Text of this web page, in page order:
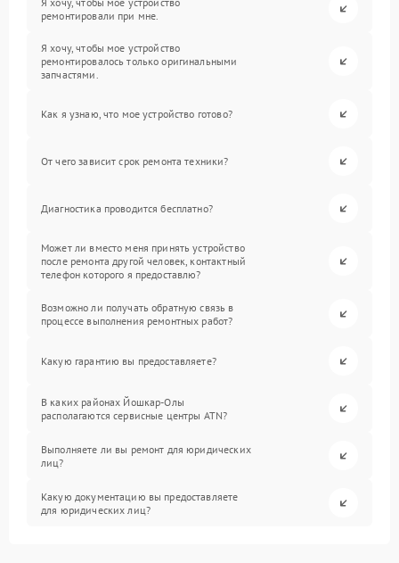
ремонтировали при мне.
Я хочу, чтобы мое устройство
ремонтировалось только оригинальными
запчастями.
Как я узнаю, что мое устройство готово?
От чего зависит срок ремонта техники?
Диагностика проводится бесплатно?
Может ли вместо меня принять устройство
после ремонта другой человек, контактный
телефон которого я предоставлю?
Возможно ли получать обратную связь в
процессе выполнения ремонтных работ?
Какую гарантию вы предоставляете?
В каких районах Йошкар-Олы
располагаются сервисные центры ATN?
Выполняете ли вы ремонт для юридических
лиц?
Какую документацию вы предоставляете
для юридических лиц?